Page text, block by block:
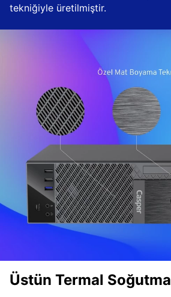
tekniğiyle üretilmiştir.
Üstün Termal Soğutma